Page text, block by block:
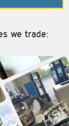
we trade: